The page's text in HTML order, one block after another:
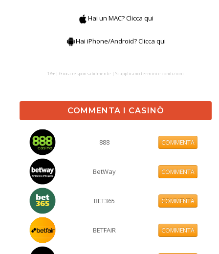
Hai un MAC? Clicca qui
Hai iPhone/Android? Clicca qui
18+ | Gioca responsabilmente | Si applicano termini e condizioni
COMMENTA I CASINÒ
888 COMMENTA
BetWay COMMENTA
BET365 COMMENTA
BETFAIR COMMENTA